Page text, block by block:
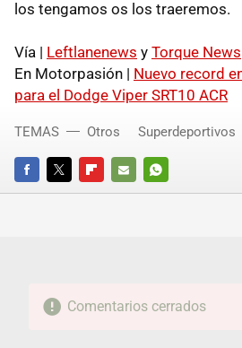
los tengamos os los traeremos.
Vía | Leftlanenews y Torque News
En Motorpasión | Nuevo record
para el Dodge Viper SRT10 ACR
FACEBOOKTWITTERFLIPBOARD
E-
WHATSAPP
TEMAS Otros Superdeportivos
Comentarios cerrados